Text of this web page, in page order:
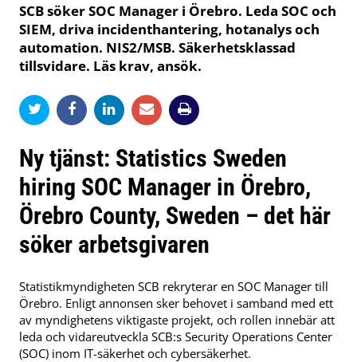
SCB söker SOC Manager i Örebro. Leda SOC och
SIEM, driva incidenthantering, hotanalys och
automation. NIS2/MSB. Säkerhetsklassad
tillsvidare. Läs krav, ansök.
Ny tjänst: Statistics Sweden
hiring SOC Manager in Örebro,
Örebro County, Sweden – det här
söker arbetsgivaren
Statistikmyndigheten SCB rekryterar en SOC Manager till
Örebro. Enligt annonsen sker behovet i samband med ett
av myndighetens viktigaste projekt, och rollen innebär att
leda och vidareutveckla SCB:s Security Operations Center
(SOC) inom IT-säkerhet och cybersäkerhet.